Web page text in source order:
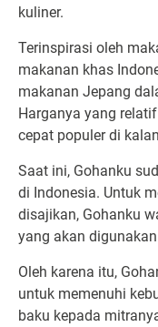
kuliner.
Terinspirasi oleh
makanan khas
makanan Jepang
Harganya yang
cepat populer di
Saat ini, Gohanku
di Indonesia. Untuk
disajikan, Gohanku
yang akan
Oleh karena itu,
untuk memenuhi
baku kepada